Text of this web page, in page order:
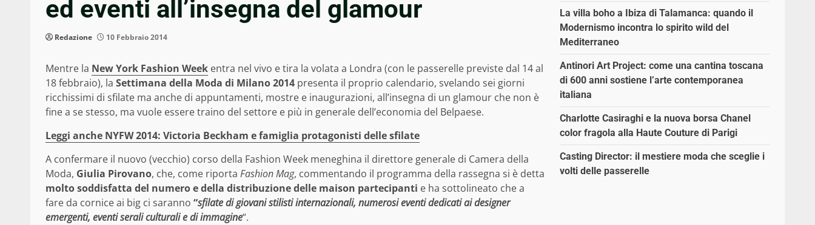
ed eventi all’insegna del glamour
Redazione 10 Febbraio 2014
Mentre la New York Fashion Week entra nel vivo e tira la volata a Londra (con le passerelle previste dal 14 al
18 febbraio), la Settimana della Moda di Milano 2014 presenta il proprio calendario, svelando sei giorni
ricchissimi di sfilate ma anche di appuntamenti, mostre e inaugurazioni, all’insegna di un glamour che non è
fine a se stesso, ma vuole essere traino del settore e più in generale dell’economia del Belpaese.
Leggi anche NYFW 2014: Victoria Beckham e famiglia protagonisti delle sfilate
A confermare il nuovo (vecchio) corso della Fashion Week meneghina il direttore generale di Camera della
Moda, Giulia Pirovano, che, come riporta Fashion Mag, commentando il programma della rassegna si è detta
molto soddisfatta del numero e della distribuzione delle maison partecipanti e ha sottolineato che a
fare da cornice ai big ci saranno “sfilate di giovani stilisti internazionali, numerosi eventi dedicati ai designer
emergenti, eventi serali culturali e di immagine“.
La villa boho a Ibiza di Talamanca: quando il
Modernismo incontra lo spirito wild del
Mediterraneo
Antinori Art Project: come una cantina toscana
di 600 anni sostiene l’arte contemporanea
italiana
Charlotte Casiraghi e la nuova borsa Chanel
color fragola alla Haute Couture di Parigi
Casting Director: il mestiere moda che sceglie i
volti delle passerelle